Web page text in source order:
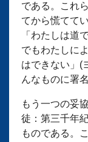
である。これ
てから慌てて
「わたしは道
でもわたしに
はできない」(
んなものに署
もう一つの妥
徒：第三千年
ものである。